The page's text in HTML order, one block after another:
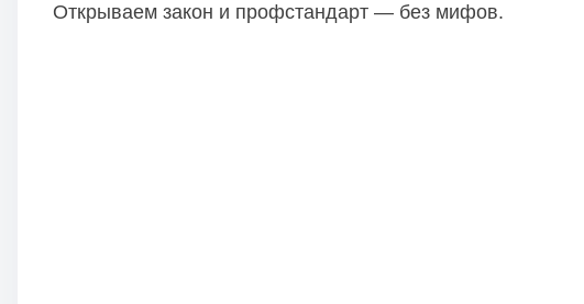
Открываем закон и профстандарт — без мифов.